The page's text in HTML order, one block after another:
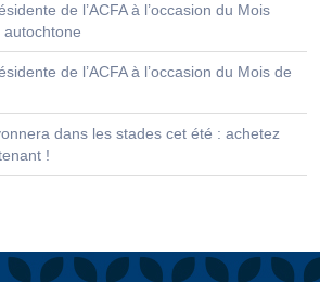
de l’ACFA à l’occasion du Mois
autochtone
de l’ACFA à l’occasion du Mois de
dans les stades cet été : achetez
!